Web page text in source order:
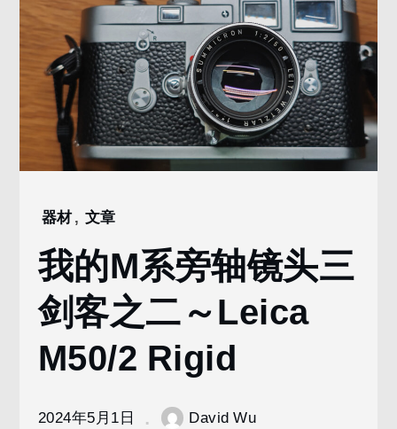
Home
5
月
1
我的M
系旁
轴镜
剑客
器材, 文章
我的M系旁轴镜头三
剑客之二～Leica
M50/2 Rigid
2024年5月1日 David Wu